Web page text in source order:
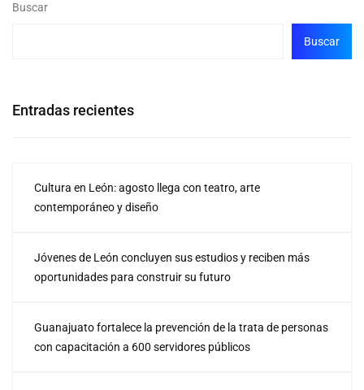
Buscar
Buscar
Entradas recientes
Cultura en León: agosto llega con teatro, arte
contemporáneo y diseño
Jóvenes de León concluyen sus estudios y reciben más
oportunidades para construir su futuro
Guanajuato fortalece la prevención de la trata de personas
con capacitación a 600 servidores públicos